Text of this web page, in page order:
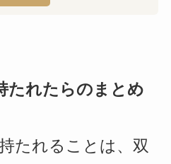
たれたらのまとめ
たれることは、双